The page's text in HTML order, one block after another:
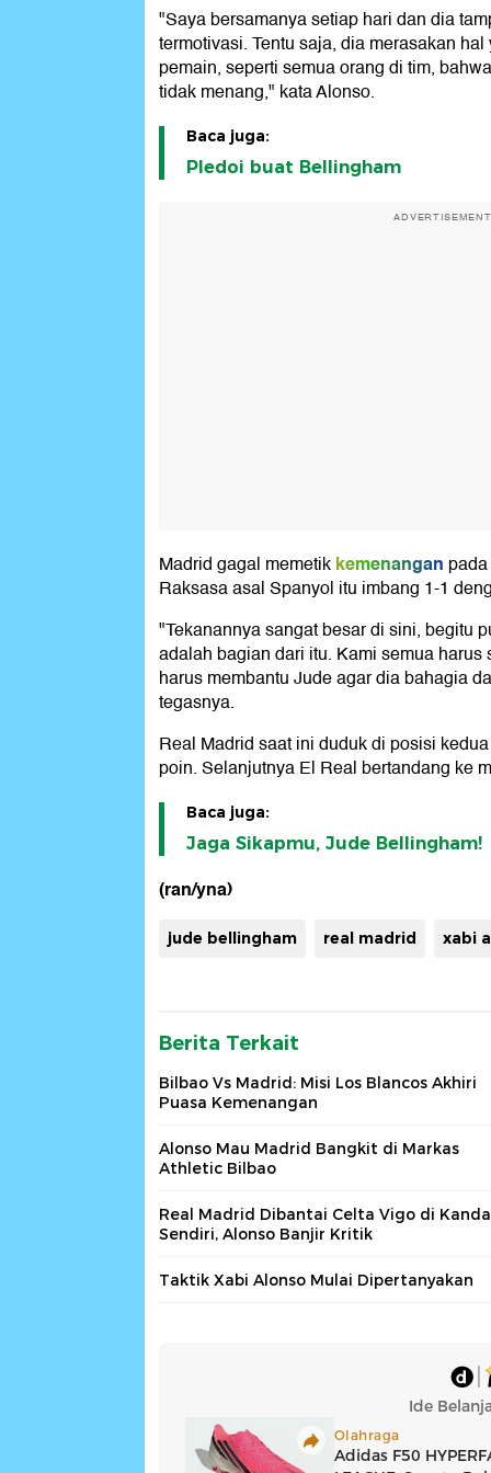
"Saya bersamanya setiap hari dan dia
termotivasi. Tentu saja, dia merasakan
pemain, seperti semua orang di tim,
tidak menang," kata Alonso.
Baca juga:
Pledoi buat Bellingham
ADVERTISEMENT
Madrid gagal memetikkemenangan
Raksasa asal Spanyol itu imbang 1-1
"Tekanannya sangat besar di sini, begitu
adalah bagian dari itu. Kami semua
harus membantu Jude agar dia bahagia
tegasnya.
Real Madrid saat ini duduk di posisi kedua
poin. Selanjutnya El Real bertandang ke
Baca juga:
Jaga Sikapmu, Jude Bellingham!
(ran/yna)
jude bellingham real madrid xabi
Berita Terkait
Bilbao Vs Madrid: Misi Los Blancos Akhiri
Puasa Kemenangan
Alonso Mau Madrid Bangkit di Markas
Athletic Bilbao
Real Madrid Dibantai Celta Vigo di
Sendiri, Alonso Banjir Kritik
Taktik Xabi Alonso Mulai Dipertanyakan